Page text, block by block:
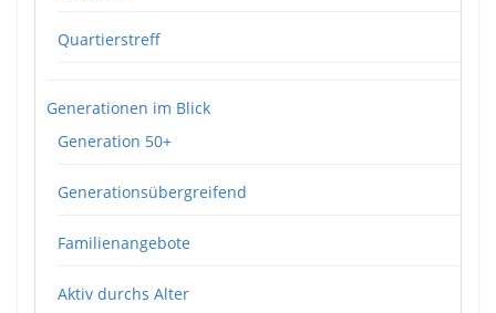
Quartierstreff
Generationen im Blick
Generation 50+
Generationsübergreifend
Familienangebote
Aktiv durchs Alter